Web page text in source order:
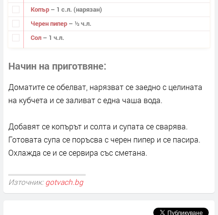
Копър – 1 с.л. (нарязан)
Черен пипер – ½ ч.л.
Сол – 1 ч.л.
Начин на приготвяне
Доматите се обелват, нарязват се заедно с целината
на кубчета и се заливат с една чаша вода.
Добавят се копърът и солта и супата се сварява.
Готовата супа се поръсва с черен пипер и се пасира.
Охлажда се и се сервира със сметана.
Източник: gotvach.bg